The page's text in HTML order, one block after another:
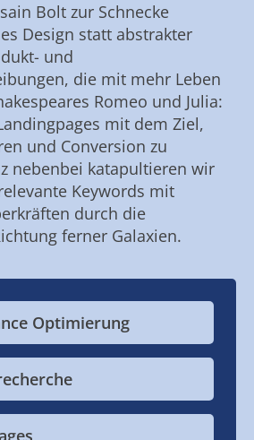
Bolt zur Schnecke
Design statt abstrakter
und
die mit mehr Leben
Romeo und Julia:
mit dem Ziel,
und Conversion zu
nebenbei katapultieren wir
Keywords mit
durch die
ferner Galaxien.
Optimierung